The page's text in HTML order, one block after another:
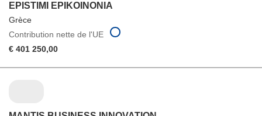
EPISTIMI EPIKOINONIA
Grèce
Contribution nette de l'UE
€ 401 250,00